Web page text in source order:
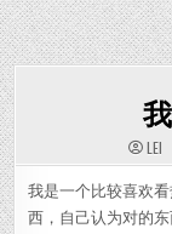
LEI
我是一个比较喜欢
西，自己认为对的东